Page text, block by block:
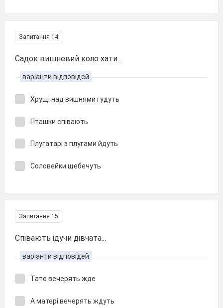
Запитання 14
Садок вишневий коло хати...
варіанти відповідей
Хрущі над вишнями гудуть
Пташки співають
Плугатарі з плугами йдуть
Соловейки щебечуть
Запитання 15
Співають ідучи дівчата...
варіанти відповідей
Тато вечерять жде
А матері вечерять ждуть